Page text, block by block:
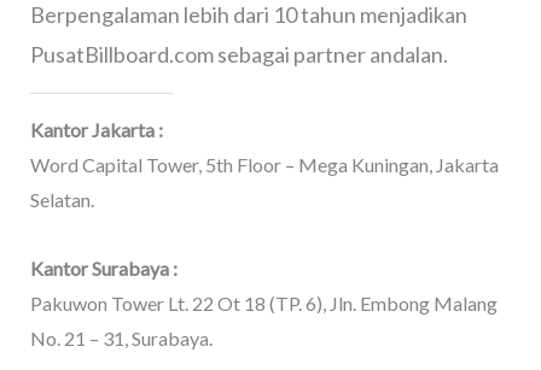
Berpengalaman lebih dari 10 tahun menjadikan
PusatBillboard.com sebagai partner andalan.
Kantor Jakarta :
Word Capital Tower, 5th Floor – Mega Kuningan, Jakarta
Selatan.
Kantor Surabaya :
Pakuwon Tower Lt. 22 Ot 18 (TP. 6), Jln. Embong Malang
No. 21 – 31, Surabaya.